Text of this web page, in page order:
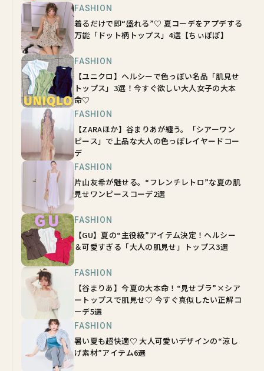
FASHION
着るだけで即“盛れる”♡ 夏コーデをアプデする
万能「ドット柄トップス」4選【ちぃぽぽ】
FASHION
【ユニクロ】ヘルシーで色っぽい名品「肌見せ
トップス」3選！今すぐ欲しい大人女子の大本
命♡
FASHION
【ZARAほか】谷まりあが纏う。「シアーワン
ピース」で上品な大人の色っぽレイヤードコー
デ
FASHION
片山友希が魅せる。“フレンチレトロ”な夏の肌
見せワンピースコーデ2選
FASHION
【GU】夏の“主役級”アイテム決定！ヘルシー
＆可愛すぎる「大人の肌見せ」トップス3選
FASHION
【谷まりあ】今夏の大本命！“見せブラ”×シア
ートップスで肌見せ♡ 今すぐ真似したい正解コ
ーデ5選
FASHION
暑い夏も超快適♡ 大人可愛いデザインの“涼し
げ素材”アイテム6選